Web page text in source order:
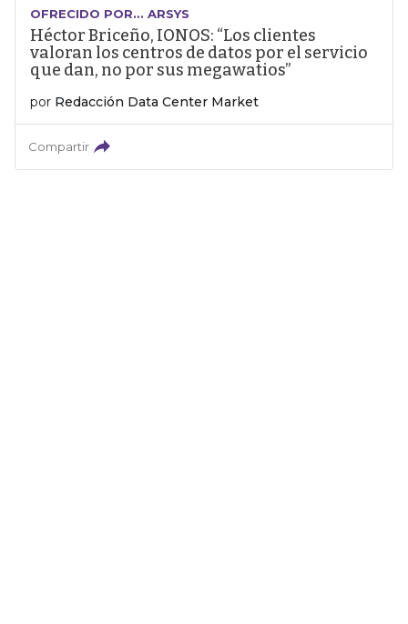
OFRECIDO POR... ARSYS
Héctor Briceño, IONOS: “Los clientes
valoran los centros de datos por el servicio
que dan, no por sus megawatios”
por Redacción Data Center Market
Compartir